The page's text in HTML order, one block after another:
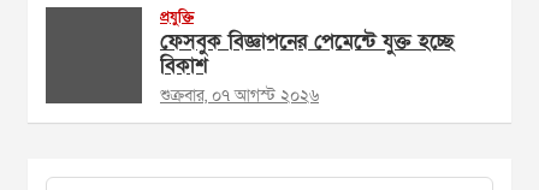
প্রযুক্তি
ফেসবুক বিজ্ঞাপনের পেমেন্টে যুক্ত হচ্ছে
বিকাশ
শুক্রবার, ০৭ আগস্ট ২০২৬